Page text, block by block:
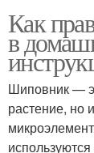
Как
в
Шиповник —
растение, но